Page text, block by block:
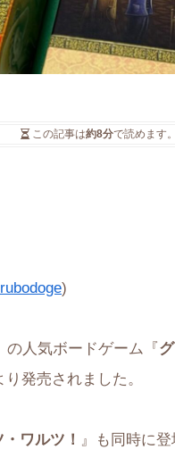
この記事は約8分で読めます。
)
の人気ボードゲーム『
発売されました。
ワルツ！ 』も同時に登